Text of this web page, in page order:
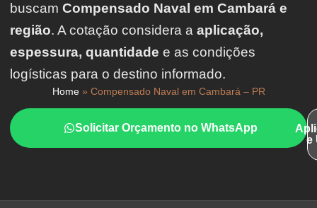
buscam Compensado Naval em Cambará e
região. A cotação considera a aplicação,
espessura, quantidade e as condições
logísticas para o destino informado.
Home» Compensado Naval em Cambará – PR
Solicitar Orçamento no WhatsApp
e